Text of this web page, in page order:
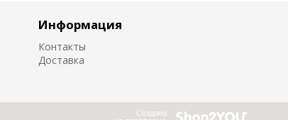
Информация
Контакты
Доставка
Создано